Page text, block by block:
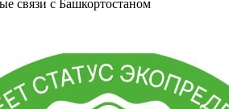
связи с Башкортостаном